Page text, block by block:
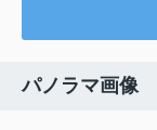
パノラマ画像